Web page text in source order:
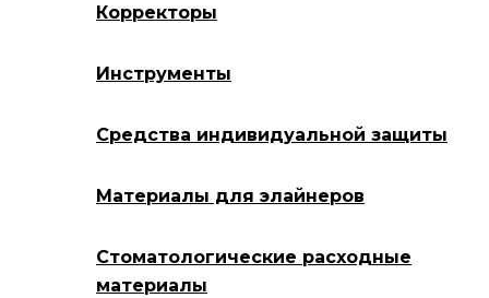
Корректоры
Инструменты
Средства индивидуальной защиты
Материалы для элайнеров
Стоматологические расходные
материалы